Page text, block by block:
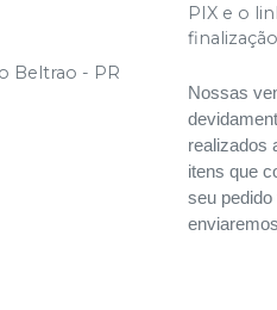
Beltrao - PR
PIX e o
Nossas
realizados
itens que
seu